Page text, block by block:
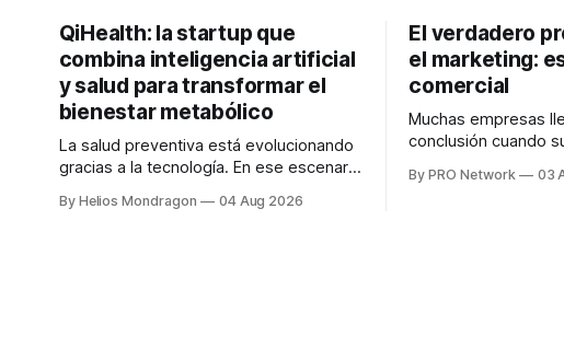
QiHealth: la startup que
combina inteligencia artificial
y salud para transformar el
bienestar metabólico
La salud preventiva está evolucionando
gracias a la tecnología. En ese escenario
desarrolla un ecosistema digital capaz
By Helios Mondragon 04 Aug 2026
El verdadero
el marketing:
comercial
Muchas empresas
conclusión cuando
marketing no
By PRO Network 03